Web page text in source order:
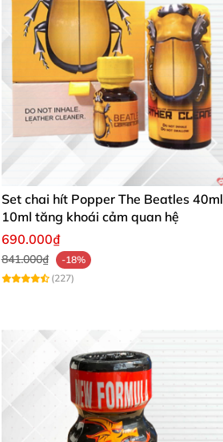
Set chai hít Popper The Beatles 40ml
10ml tăng khoái cảm quan hệ
690.000₫
841.000₫
-18%
(227)